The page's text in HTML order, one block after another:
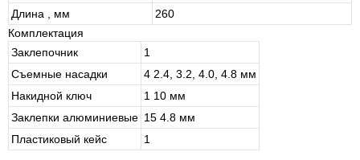
Длина , мм
260
Комплектация
Заклепочник
1
Съемные насадки
4 2.4, 3.2, 4.0, 4.8 мм
Накидной ключ
1 10 мм
Заклепки алюминиевые 15 4.8 мм
Пластиковый кейс
1